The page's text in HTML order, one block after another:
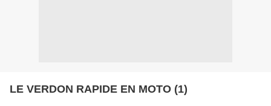
LE VERDON RAPIDE EN MOTO (1)